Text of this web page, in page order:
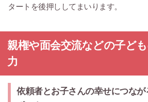
タートを後押ししてまいります。
親権や面会交流などの子ど
力
依頼者とお子さんの幸せにつな